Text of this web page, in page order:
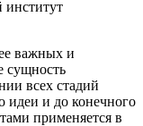
важных и
сущность
всех стадий
идеи и до конечного
применяется в